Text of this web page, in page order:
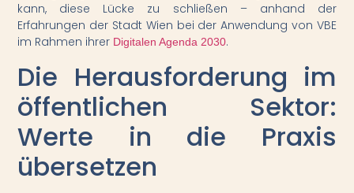
kann, diese Lücke zu schließen – anhand der
Erfahrungen der Stadt Wien bei der Anwendung von VBE
im Rahmen ihrer Digitalen Agenda 2030.
Die Herausforderung im
öffentlichen Sektor:
Werte in die Praxis
übersetzen